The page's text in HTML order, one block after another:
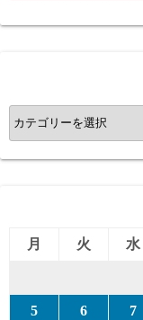
カ
テ
ゴ
月
火 水
5 6 7